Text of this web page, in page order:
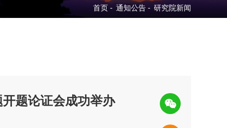
首页 - 通知公告 - 研究院新闻
题论证会成功举办